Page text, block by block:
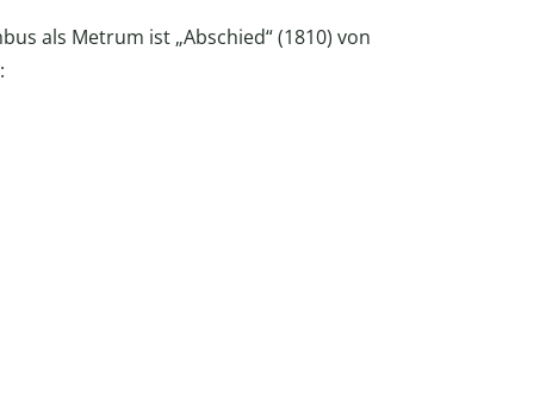
als Metrum ist „Abschied“ (1810) von